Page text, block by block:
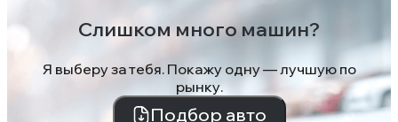
Слишком много машин?
Я выберу за тебя. Покажу одну — лучшую по
рынку.
Подбор авто